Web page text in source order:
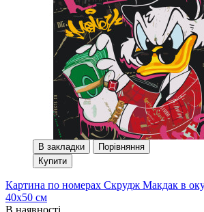
В закладки
Порівняння
Купити
Картина по номерах Скрудж Макдак в
40x50 см
В наявності